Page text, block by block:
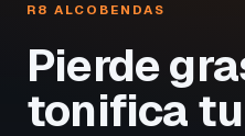
R8 ALCOBENDAS
Pierde
tonifica